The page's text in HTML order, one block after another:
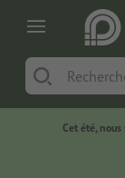
Cet été,